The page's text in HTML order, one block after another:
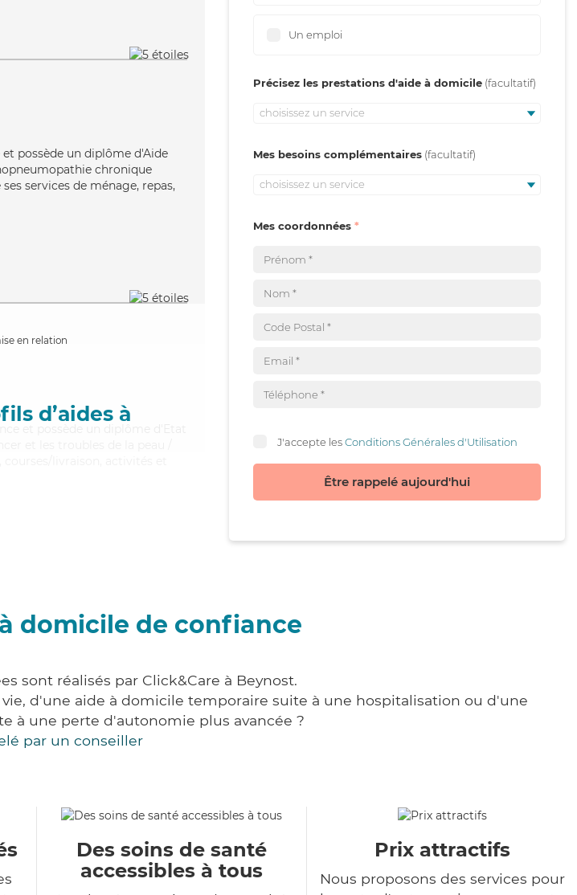
possède un diplôme d'Aide
chronique
services de ménage, repas,
en relation
d’aides à
et possède un diplôme d'Etat
et les troubles de la peau /
Un emploi
Précisez les prestations d'aide à domicile
choisissez un service
Mes besoins complémentaires
choisissez un service
Mes coordonnées
J'accepte lesConditions Générales d'Utilisation
Être rappelé aujourd'hui
domicile de confiance
sont réalisés par Click&Care à Beynost.
d'une aide à domicile temporaire suite à une hospitalisation ou d'une
à une perte d'autonomie plus avancée ?
par un conseiller
Des soins de santé
accessibles à tous
Prix attractifs
Nous proposons des services pour